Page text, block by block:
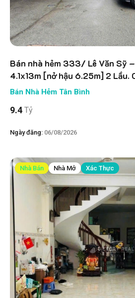
Bán nhà hẻm 333/ Lê Văn Sỹ
4.1x13m [nở hậu 6.25m] 2 Lầu.
Bán Nhà Hẻm Tân Bình
9.4 Tỷ
Ngày đăng: 06/08/2026
Nhà Bán Nhà Mở Xác Thực